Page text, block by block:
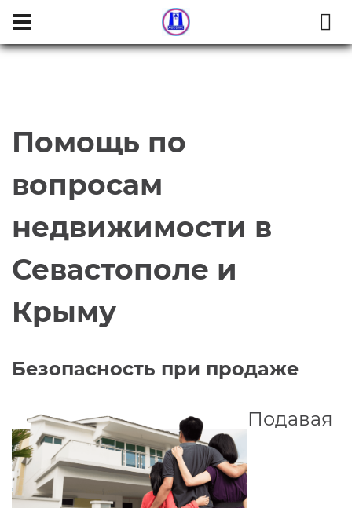
Помощь по
вопросам
недвижимости в
Севастополе и
Крыму
Безопасность при продаже
Подавая